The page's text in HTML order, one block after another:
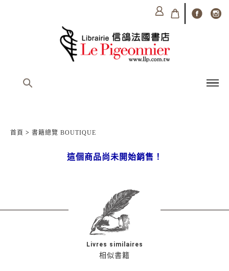
首頁 > 書籍總覽 BOUTIQUE
這個商品尚未開始銷售！
相似書籍
Livres similaires